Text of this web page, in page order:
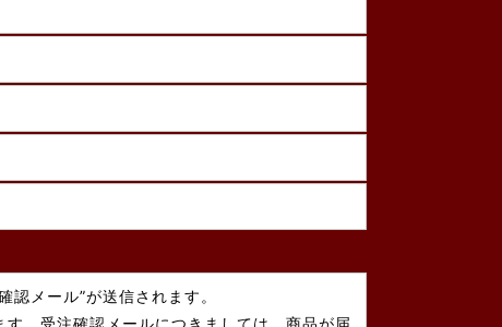
メール”が送信されます。
。受注確認メールにつきましては、商品が届